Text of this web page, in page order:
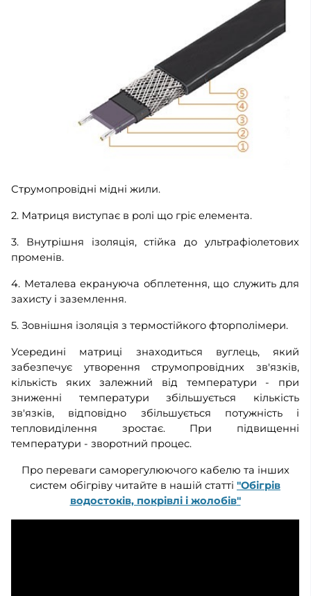
Струмопровідні мідні жили.
2. Матриця виступає в ролі що гріє елемента.
3. Внутрішня ізоляція, стійка до ультрафіолетових
променів.
4. Металева екрануюча обплетення, що служить для
захисту і заземлення.
5. Зовнішня ізоляція з термостійкого фторполімери.
Усередині матриці знаходиться вуглець, який
забезпечує утворення струмопровідних зв'язків,
кількість яких залежний від температури - при
зниженні температури збільшується кількість
зв'язків, відповідно збільшується потужність і
тепловиділення зростає. При підвищенні
температури - зворотний процес.
Про переваги саморегулюючого кабелю та інших
систем обігріву читайте в нашій статті "Обігрів
водостоків, покрівлі і жолобів"